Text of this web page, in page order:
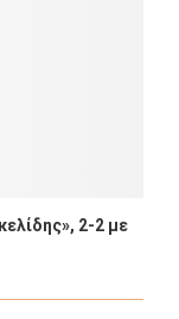
2-2 με